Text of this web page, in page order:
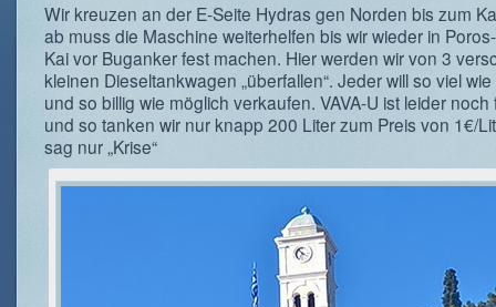
Wir kreuzen an der E-Seite Hydras gen Norden bis zum
ab muss die Maschine weiterhelfen bis wir wieder in
Kai vor Buganker fest machen. Hier werden wir von 3
kleinen Dieseltankwagen „überfallen“. Jeder will so viel
und so billig wie möglich verkaufen. VAVA-U ist leider noch
und so tanken wir nur knapp 200 Liter zum Preis von 1€/
sag nur „Krise“